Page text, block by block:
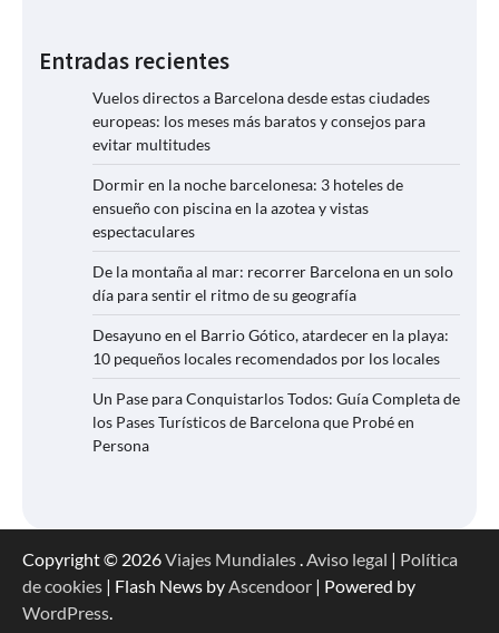
Entradas recientes
Vuelos directos a Barcelona desde estas ciudades
europeas: los meses más baratos y consejos para
evitar multitudes
Dormir en la noche barcelonesa: 3 hoteles de
ensueño con piscina en la azotea y vistas
espectaculares
De la montaña al mar: recorrer Barcelona en un solo
día para sentir el ritmo de su geografía
Desayuno en el Barrio Gótico, atardecer en la playa:
10 pequeños locales recomendados por los locales
Un Pase para Conquistarlos Todos: Guía Completa de
los Pases Turísticos de Barcelona que Probé en
Persona
Copyright © 2026Viajes Mundiales.Aviso legal | Política
de cookies | Flash News byAscendoor | Powered by
WordPress.